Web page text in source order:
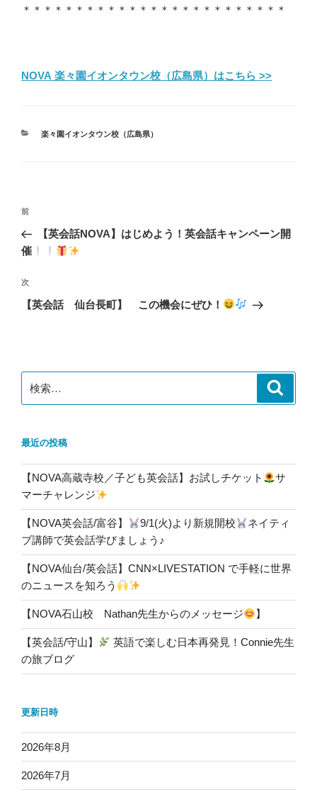
＊＊＊＊＊＊＊＊＊＊＊＊＊＊＊＊＊＊＊＊＊＊＊＊＊
NOVA 楽々園イオンタウン校（広島県）はこちら >>
カ
楽々園イオンタウン校（広島県）
投
ナ
ゲ
ー
前
の
投
前
【英会話NOVA】はじめよう！英会話キャンペーン開
催
次
の
次
【英会話 仙台長町】 この機会にぜひ！
索:
最近の投稿
【NOVA高蔵寺校／子ども英会話】お試しチケット
サ
マーチャレンジ
【NOVA英会話/富谷】 9/1(火)より新規開校
ネイティ
ブ講師で英会話学びましょう♪
【NOVA仙台/英会話】CNN×LIVESTATION で手軽に世界
のニュースを知ろう
【NOVA石山校 Nathan先生からのメッセージ 】
【英会話/守山】
英語で楽しむ日本再発見！Connie先生
の旅ブログ
更新日時
2026年8月
2026年7月